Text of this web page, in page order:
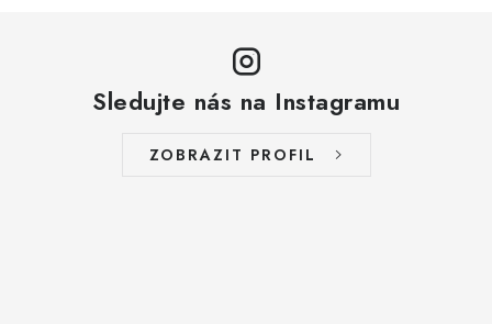
Sledujte nás na Instagramu
ZOBRAZIT PROFIL